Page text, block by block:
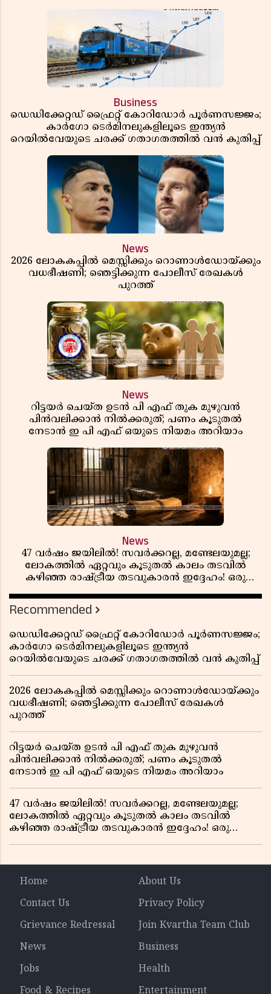
Business
ഡെഡിക്കേറ്റഡ് ഫ്രൈറ്റ് കോറിഡോർ പൂർണസജ്ജം;
കാർഗോ ടെർമിനലുകളിലൂടെ ഇന്ത്യൻ
റെയിൽവേയുടെ ചരക്ക് ഗതാഗതത്തിൽ വൻ കുതിപ്പ്
News
2026 ലോകകപ്പിൽ മെസ്സിക്കും റൊണാൾഡോയ്ക്കും
വധഭീഷണി; ഞെട്ടിക്കുന്ന പോലീസ് രേഖകൾ
പുറത്ത്
News
റിട്ടയർ ചെയ്ത ഉടൻ പി എഫ് തുക മുഴുവൻ
പിൻവലിക്കാൻ നിൽക്കരുത്; പണം കൂടുതൽ
നേടാൻ ഇ പി എഫ് ഒയുടെ നിയമം അറിയാം
News
47 വർഷം ജയിലിൽ! സവർക്കറല്ല, മണ്ടേലയുമല്ല;
ലോകത്തിൽ ഏറ്റവും കൂടുതൽ കാലം തടവിൽ
കഴിഞ്ഞ രാഷ്ട്രീയ തടവുകാരൻ ഇദ്ദേഹം! ഒരു
Recommended
ഡെഡിക്കേറ്റഡ് ഫ്രൈറ്റ് കോറിഡോർ പൂർണസജ്ജം;
കാർഗോ ടെർമിനലുകളിലൂടെ ഇന്ത്യൻ
റെയിൽവേയുടെ ചരക്ക് ഗതാഗതത്തിൽ വൻ കുതിപ്പ്
2026 ലോകകപ്പിൽ മെസ്സിക്കും റൊണാൾഡോയ്ക്കും
വധഭീഷണി; ഞെട്ടിക്കുന്ന പോലീസ് രേഖകൾ
പുറത്ത്
റിട്ടയർ ചെയ്ത ഉടൻ പി എഫ് തുക മുഴുവൻ
പിൻവലിക്കാൻ നിൽക്കരുത്; പണം കൂടുതൽ
നേടാൻ ഇ പി എഫ് ഒയുടെ നിയമം അറിയാം
47 വർഷം ജയിലിൽ! സവർക്കറല്ല, മണ്ടേലയുമല്ല;
ലോകത്തിൽ ഏറ്റവും കൂടുതൽ കാലം തടവിൽ
കഴിഞ്ഞ രാഷ്ട്രീയ തടവുകാരൻ ഇദ്ദേഹം! ഒരു
Home
About Us
Contact Us
Privacy Policy
Grievance Redressal
Join Kvartha Team Club
News
Business
Jobs
Health
Food & Recipes
Entertainment